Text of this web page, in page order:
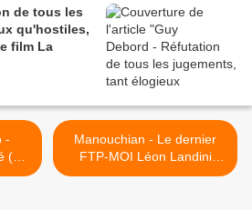
de tous les
qu'hostiles,
film La
Manouchian - Le dernier
FTP-MOI Léon Landini
interdit de Panthéon ! >